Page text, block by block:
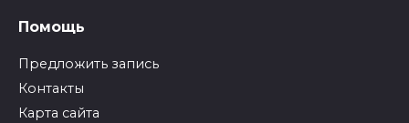
Помощь
Предложить запись
Контакты
Карта сайта